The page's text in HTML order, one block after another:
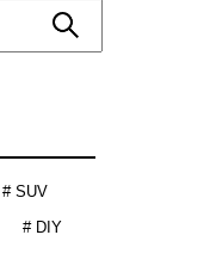
# SUV
# DIY